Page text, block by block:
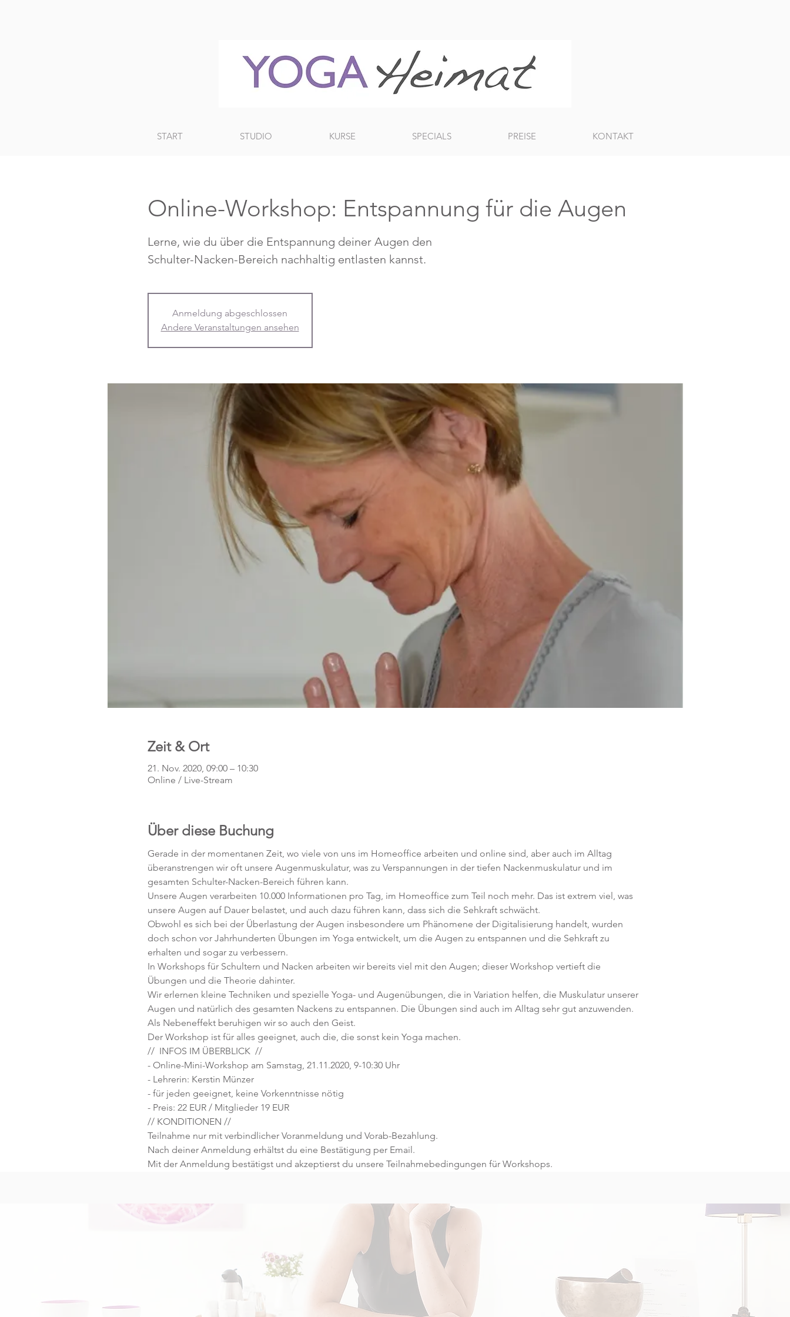
START STUDIO KURSE SPECIALS PREISE KONTAKT
Online-Workshop: Entspannung für die Augen
Lerne, wie du über die Entspannung deiner Augen den
Schulter-Nacken-Bereich nachhaltig entlasten kannst.
Anmeldung abgeschlossen
Andere Veranstaltungen ansehen
Zeit & Ort
21. Nov. 2020, 09:00 – 10:30
Online / Live-Stream
Über diese Buchung
Gerade in der momentanen Zeit, wo viele von uns im Homeoffice arbeiten und online sind, aber auch im Alltag
überanstrengen wir oft unsere Augenmuskulatur, was zu Verspannungen in der tiefen Nackenmuskulatur und im
gesamten Schulter-Nacken-Bereich führen kann.
Unsere Augen verarbeiten 10.000 Informationen pro Tag, im Homeoffice zum Teil noch mehr. Das ist extrem viel, was
unsere Augen auf Dauer belastet, und auch dazu führen kann, dass sich die Sehkraft schwächt.
Obwohl es sich bei der Überlastung der Augen insbesondere um Phänomene der Digitalisierung handelt, wurden
doch schon vor Jahrhunderten Übungen im Yoga entwickelt, um die Augen zu entspannen und die Sehkraft zu
erhalten und sogar zu verbessern.
In Workshops für Schultern und Nacken arbeiten wir bereits viel mit den Augen; dieser Workshop vertieft die
Übungen und die Theorie dahinter.
Wir erlernen kleine Techniken und spezielle Yoga- und Augenübungen, die in Variation helfen, die Muskulatur unserer
Augen und natürlich des gesamten Nackens zu entspannen. Die Übungen sind auch im Alltag sehr gut anzuwenden.
Als Nebeneffekt beruhigen wir so auch den Geist.
Der Workshop ist für alles geeignet, auch die, die sonst kein Yoga machen.
//  INFOS IM ÜBERBLICK  //
- Online-Mini-Workshop am Samstag, 21.11.2020, 9-10:30 Uhr
- Lehrerin: Kerstin Münzer
- für jeden geeignet, keine Vorkenntnisse nötig
- Preis: 22 EUR / Mitglieder 19 EUR
// KONDITIONEN //
Teilnahme nur mit verbindlicher Voranmeldung und Vorab-Bezahlung.
Nach deiner Anmeldung erhältst du eine Bestätigung per Email.
Mit der Anmeldung bestätigst und akzeptierst du unsere Teilnahmebedingungen für Workshops.